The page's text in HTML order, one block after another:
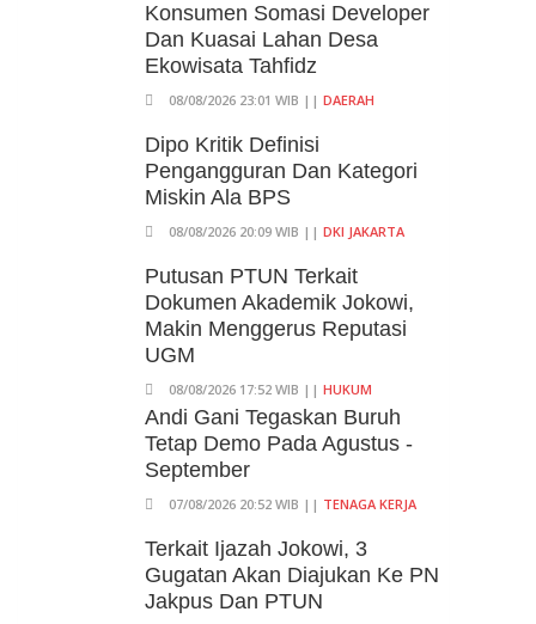
Konsumen Somasi Developer
Dan Kuasai Lahan Desa
Ekowisata Tahfidz
08/08/2026 23:01 WIB || DAERAH
Dipo Kritik Definisi
Pengangguran Dan Kategori
Miskin Ala BPS
08/08/2026 20:09 WIB || DKI JAKARTA
Putusan PTUN Terkait
Dokumen Akademik Jokowi,
Makin Menggerus Reputasi
UGM
08/08/2026 17:52 WIB || HUKUM
Andi Gani Tegaskan Buruh
Tetap Demo Pada Agustus -
September
07/08/2026 20:52 WIB || TENAGA KERJA
Terkait Ijazah Jokowi, 3
Gugatan Akan Diajukan Ke PN
Jakpus Dan PTUN